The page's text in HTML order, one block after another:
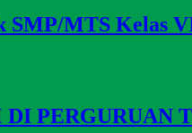
SMP/MTS Kelas
PERGURUAN